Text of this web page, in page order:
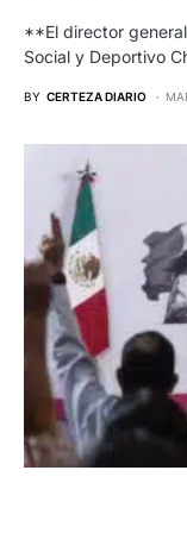
**El director
Social y Deportivo
BY CERTEZA DIARIO